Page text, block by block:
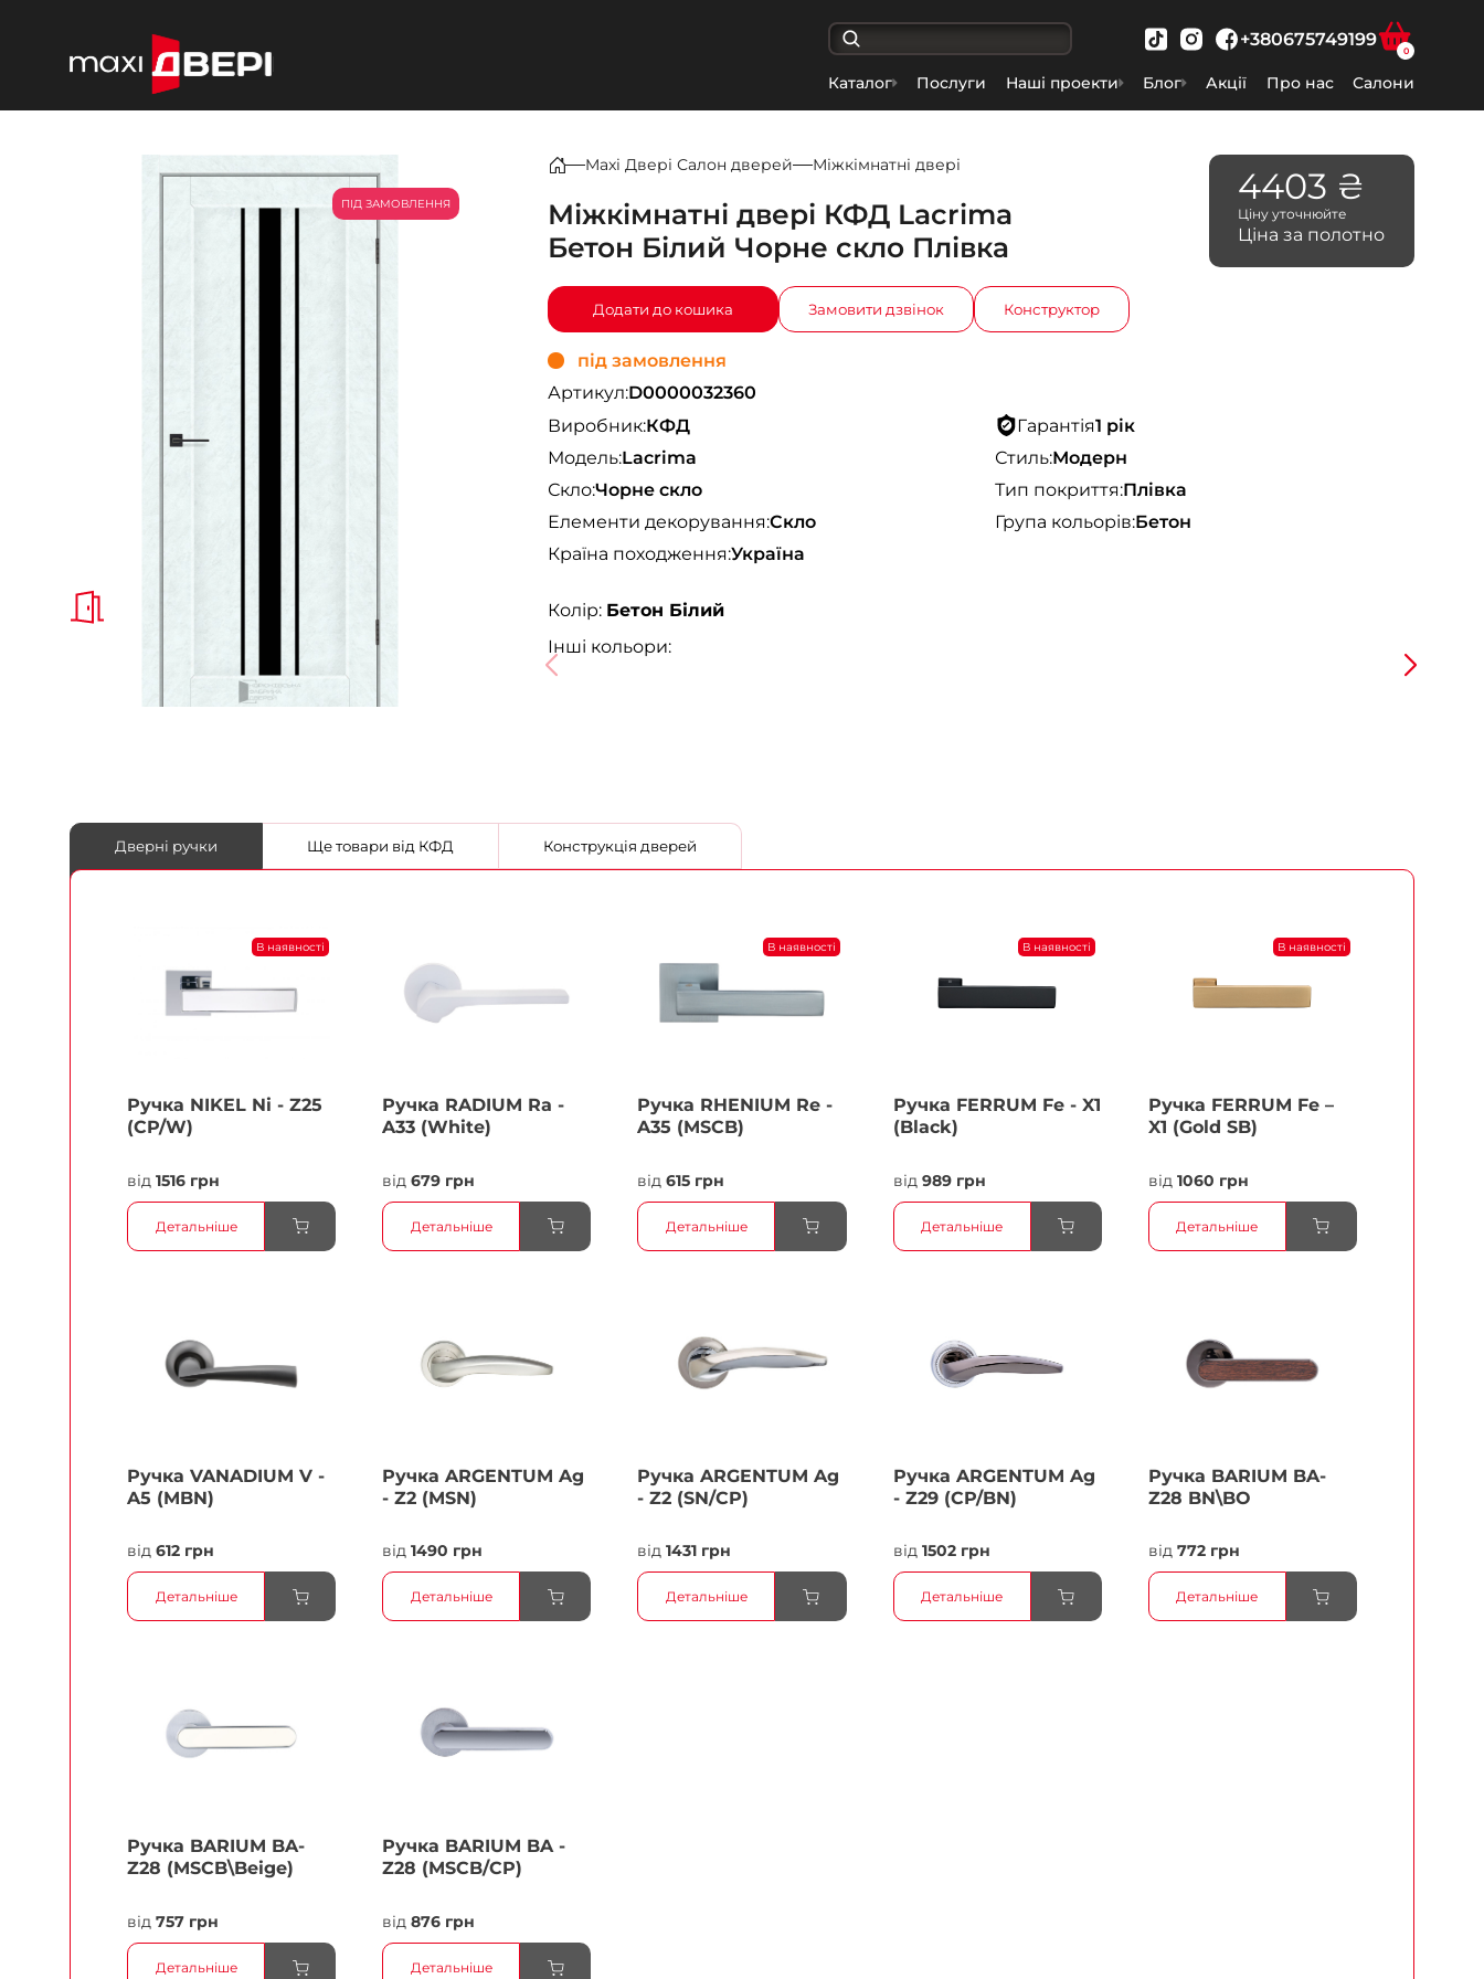
+380675749199
0
Каталог Послуги Наші проекти Блог Акції Про нас Салони
ПІД ЗАМОВЛЕННЯ
Maxi Двері Салон дверей Міжкімнатні двері
Міжкімнатні двері КФД Lacrima
Бетон Білий Чорне скло Плівка
Додати до кошика Замовити дзвінок Конструктор
під замовлення
Артикул:D0000032360
Виробник:КФД Гарантія1 рік
Модель:Lacrima Стиль:Модерн
Скло:Чорне скло Тип покриття:Плівка
Елементи декорування:Скло Група кольорів:Бетон
Країна походження:Україна
Колір: Бетон Білий
Інші кольори:
4403 ₴
Ціну уточнюйте
Ціна за полотно
Дверні ручки Ще товари від КФД Конструкція дверей
В наявності
Ручка NIKEL Ni - Z25
(CP/W)
від 1516 грн
Детальніше
Ручка RADIUM Ra -
A33 (White)
від679 грн
Детальніше
В наявності
Ручка RHENIUM Re -
A35 (MSCB)
від615 грн
Детальніше
В наявності
Ручка FERRUМ Fe - X1
(Black)
від 989 грн
Детальніше
В наявності
Ручка FERRUМ Fe –
X1 (Gold SB)
від 1060 грн
Детальніше
Ручка VANADIUM V -
A5 (MBN)
від 612 грн
Детальніше
Ручка ARGENTUM Ag
- Z2 (MSN)
від1490 грн
Детальніше
Ручка ARGENTUM Ag
- Z2 (SN/CP)
від1431 грн
Детальніше
Ручка ARGENTUM Ag
- Z29 (CP/BN)
від 1502 грн
Детальніше
Ручка BARIUM BA-
Z28 BN\BO
від 772 грн
Детальніше
Ручка BARIUM BA-
Z28 (MSCB\Beige)
від 757 грн
Детальніше
Ручка BARIUM BA -
Z28 (MSCB/CP)
від876 грн
Детальніше